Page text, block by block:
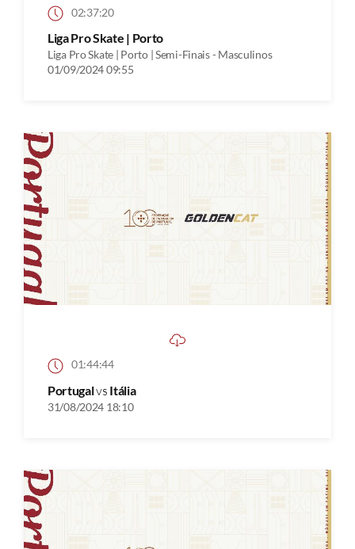
02:37:20
Liga Pro Skate | Porto
Liga Pro Skate | Porto | Semi-Finais - Masculinos
01/09/2024 09:55
01:44:44
Portugalvs Itália
31/08/2024 18:10